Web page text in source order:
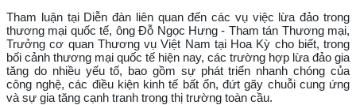
Tham luận tại Diễn đàn liên quan đến các vụ việc lừa đảo trong
thương mại quốc tế, ông Đỗ Ngọc Hưng - Tham tán Thương mại,
Trưởng cơ quan Thương vụ Việt Nam tại Hoa Kỳ cho biết, trong
bối cảnh thương mại quốc tế hiện nay, các trường hợp lừa đảo gia
tăng do nhiều yếu tố, bao gồm sự phát triển nhanh chóng của
công nghệ, các điều kiện kinh tế bất ổn, đứt gãy chuỗi cung ứng
và sự gia tăng cạnh tranh trong thị trường toàn cầu.